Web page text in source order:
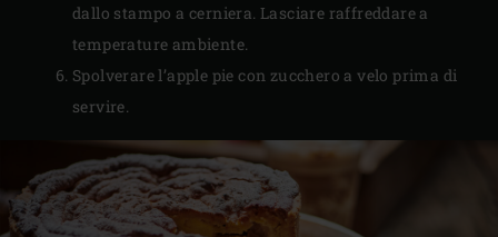
dallo stampo a cerniera. Lasciare raffreddare a
temperature ambiente.
Spolverare l’apple pie con zucchero a velo prima di
servire.